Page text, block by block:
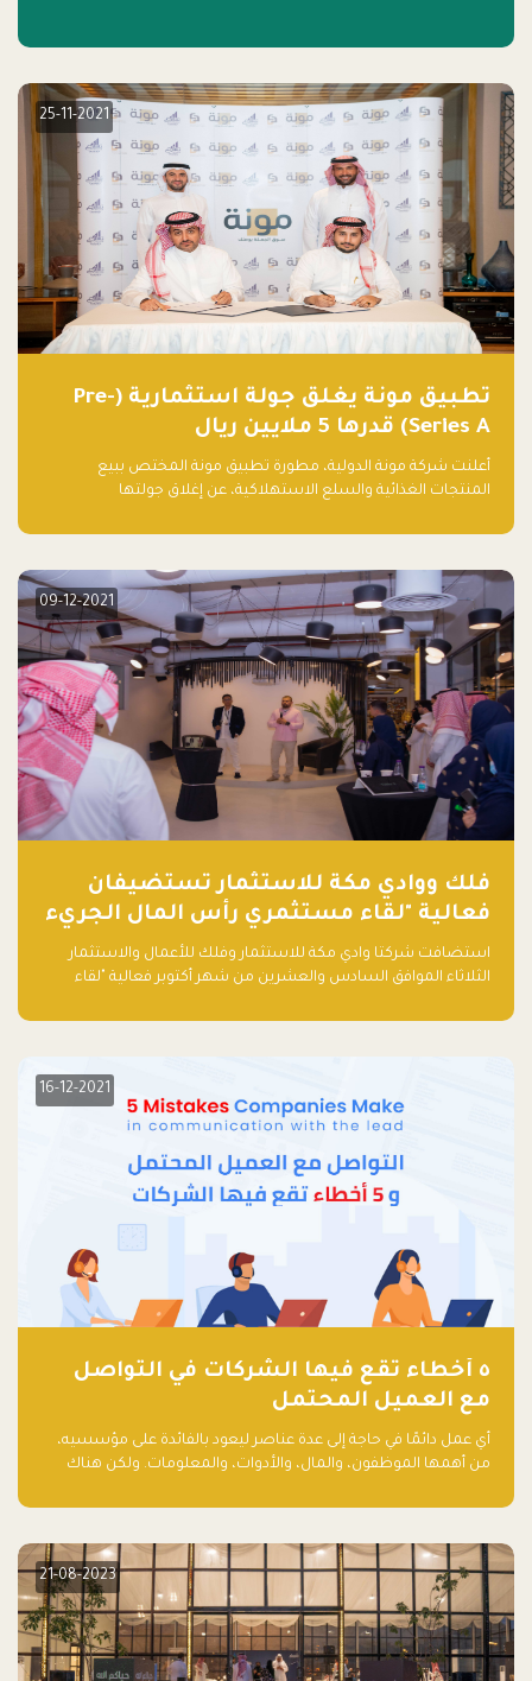
25-11-2021
تطبيق مونة يغلق جولة استثمارية (Pre-
Series A) قدرها 5 ملايين ريال
أعلنت شركة مونة الدولية، مطورة تطبيق مونة المختص ببيع
المنتجات الغذائية والسلع الاستهلاكية، عن إغلاق جولتها
دولار أمريكي)، بقيادة شركتي دعم المنشآت المحدودة وتسارع القابضة
09-12-2021
فلك ووادي مكة للاستثمار تستضيفان
فعالية "لقاء مستثمري رأس المال الجريء
في المنطقة"
استضافت شركتا وادي مكة للاستثمار وفلك للأعمال والاستثمار
الثلاثاء الموافق السادس والعشرين من شهر أكتوبر فعالية "لقاء
مشاركاً من أبرز صناديق رأس المال الجريء وممثلي المؤسسات
16-12-2021
٥ أخطاء تقع فيها الشركات في التواصل
مع العميل المحتمل
أي عمل دائمًا في حاجة إلى عدة عناصر ليعود بالفائدة على مؤسسيه،
من أهمها الموظفون، والمال، والأدوات، والمعلومات. ولكن هناك
أساسه ذلك العمل.
21-08-2023